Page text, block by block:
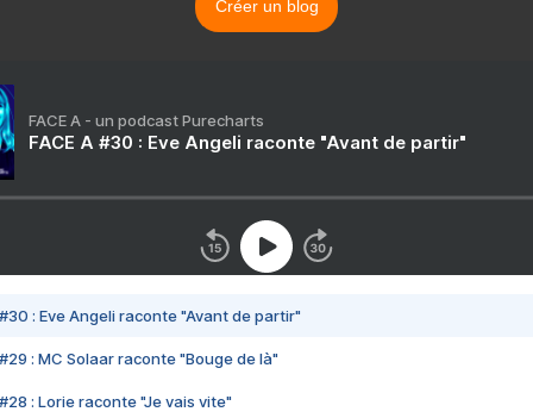
Créer un blog
FACE A - un podcast Purecharts
FACE A #30 : Eve Angeli raconte "Avant de partir"
#30 : Eve Angeli raconte "Avant de partir"
#29 : MC Solaar raconte "Bouge de là"
#28 : Lorie raconte "Je vais vite"